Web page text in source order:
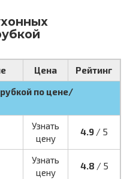
Цена
Рейтинг
по цене/
Узнать
цену
4.9 / 5
Узнать
цену
4.8 / 5